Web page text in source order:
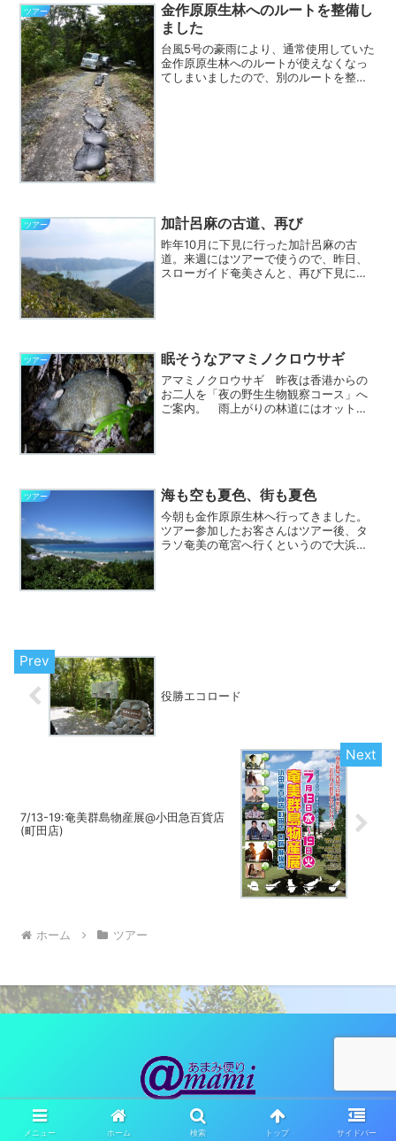
ツアー
金作原原生林へのルートを整備し
ました
台風5号の豪雨により、通常使用していた
金作原原生林へのルートが使えなくなっ
てしまいましたので、別のルートを整備
ツアー 加計呂麻の古道、再び
昨年10月に下見に行った加計呂麻の古
道。来週にはツアーで使うので、昨日、
スローガイド奄美さんと、再び下見に行
ツアー 眠そうなアマミノクロウサギ
アマミノクロウサギ 昨夜は香港からの
お二人を「夜の野生生物観察コース」へ
ご案内。 雨上がりの林道にはオットン
ツアー 海も空も夏色、街も夏色
今朝も金作原原生林へ行ってきました。
ツアー参加したお客さんはツアー後、タ
ラソ奄美の竜宮へ行くというので大浜海
役勝エコロード
7/13-19:奄美群島物産展@小田急百貨店
(町田店)
ホーム ツアー
© 2010 あまみ便り（観光ネットワーク奄美）.
メニュー ホーム 検索 トップ サイドバー